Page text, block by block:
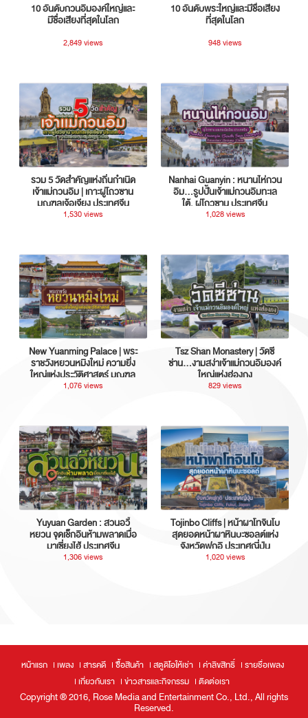
10 อันดับกวนอิมองค์ใหญ่และ
มีชื่อเสียงที่สุดในโลก
2,849 views
10 อันดับพระใหญ่และมีชื่อเสียง
ที่สุดในโลก
948 views
รวม 5 วัดสำคัญแห่งถิ่นกำเนิด
เจ้าแม่กวนอิม | เกาะผู่โถวซาน
มณฑลเจ้อเจียง ประเทศจีน
1,530 views
Nanhai Guanyin : หนานไห่กวน
อิม...รูปปั้นเจ้าแม่กวนอิมทะเล
ใต้, ผู่โถวซาน ประเทศจีน
1,028 views
New Yuanming Palace | พระ
ราชวังหยวนหมิงใหม่ ความยิ่ง
ใหญ่แห่งประวัติศาสตร์ มณฑล
กวางตุ้ง ประเทศจีน
1,076 views
Tsz Shan Monastery | วัดซี
ซ่าน…งามสง่าเจ้าแม่กวนอิมองค์
ใหญ่แห่งฮ่องกง
829 views
Yuyuan Garden : สวนอวี้
หยวน จุดเช็กอินห้ามพลาดเมื่อ
มาเซี่ยงไฮ้ ประเทศจีน
1,306 views
Tojinbo Cliffs | หน้าผาโทจินโบ
สุดยอดหน้าผาหินบะซอลต์แห่ง
จังหวัดฟุกุอิ ประเทศญี่ปุ่น
1,020 views
หน้าแรก เพลง สารคดี ซื้อสินค้า สตูดิโอให้เช่า ค่าลิขสิทธิ์
รายชื่อเพลง
เกี่ยวกับเรา
ข่าวสารและกิจกรรม ติดต่อเรา
Copyright ® 2016, Rose Media and Entertainment Co., Ltd., All rights
Reserved.